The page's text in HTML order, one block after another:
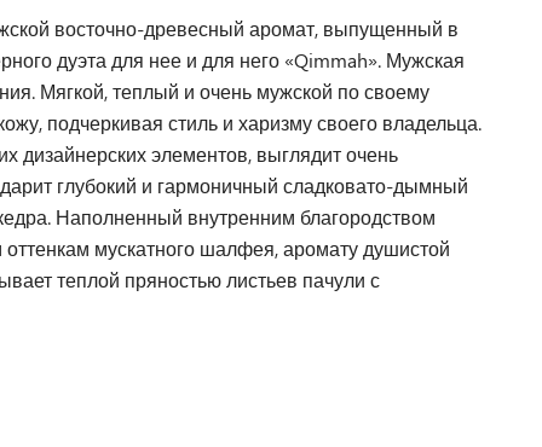
восточно-древесный аромат, выпущенный в
дуэта для нее и для него «Qimmah». Мужская
Мягкой, теплый и очень мужской по своему
подчеркивая стиль и харизму своего владельца.
дизайнерских элементов, выглядит очень
глубокий и гармоничный сладковато-дымный
Наполненный внутренним благородством
мускатного шалфея, аромату душистой
теплой пряностью листьев пачули с